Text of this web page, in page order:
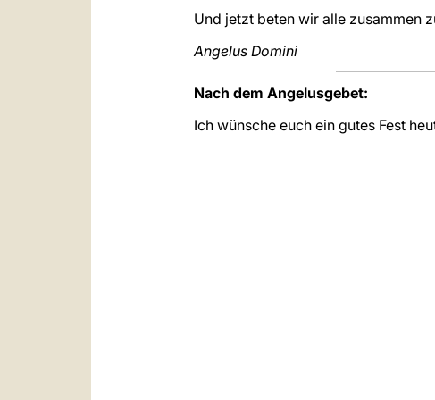
Und jetzt beten wir alle zusammen
Angelus Domini
Nach dem Angelusgebet:
Ich wünsche euch ein gutes Fest